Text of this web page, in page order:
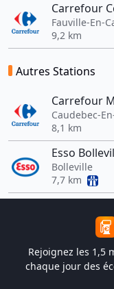
Carrefour
Fauville-En-
9,2 km
Autres Stations
Carrefour
Caudebec-
8,1 km
Esso
Bolleville
7,7 km
Rejoignez les 1,5
chaque jour des